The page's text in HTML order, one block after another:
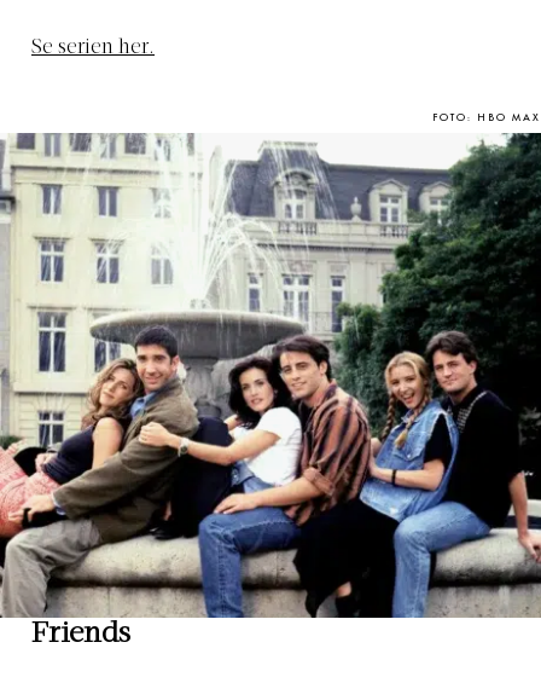
Se serien her.
FOTO: HBO MAX
Friends